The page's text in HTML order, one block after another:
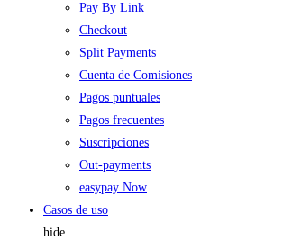
Pay By Link
Checkout
Split Payments
Cuenta de Comisiones
Pagos puntuales
Pagos frecuentes
Suscripciones
Out-payments
easypay Now
Casos de uso
hide